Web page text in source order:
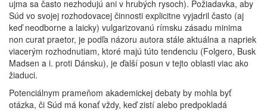
ujma sa často nezhodujú ani v hrubých rysoch). Požiadavka, aby
Súd vo svojej rozhodovacej činnosti explicitne vyjadril často (aj
keď neodborne a laicky) vulgarizovanú rímsku zásadu minima
non curat praetor, je podľa názoru autora stále aktuálna a napriek
viacerým rozhodnutiam, ktoré majú túto tendenciu (Folgero, Busk
Madsen a i. proti Dánsku), je ďalší posun v tejto oblasti viac ako
žiaduci.
Potenciálnym prameňom akademickej debaty by mohla byť
otázka, či Súd má konať vždy, keď zistí alebo predpokladá